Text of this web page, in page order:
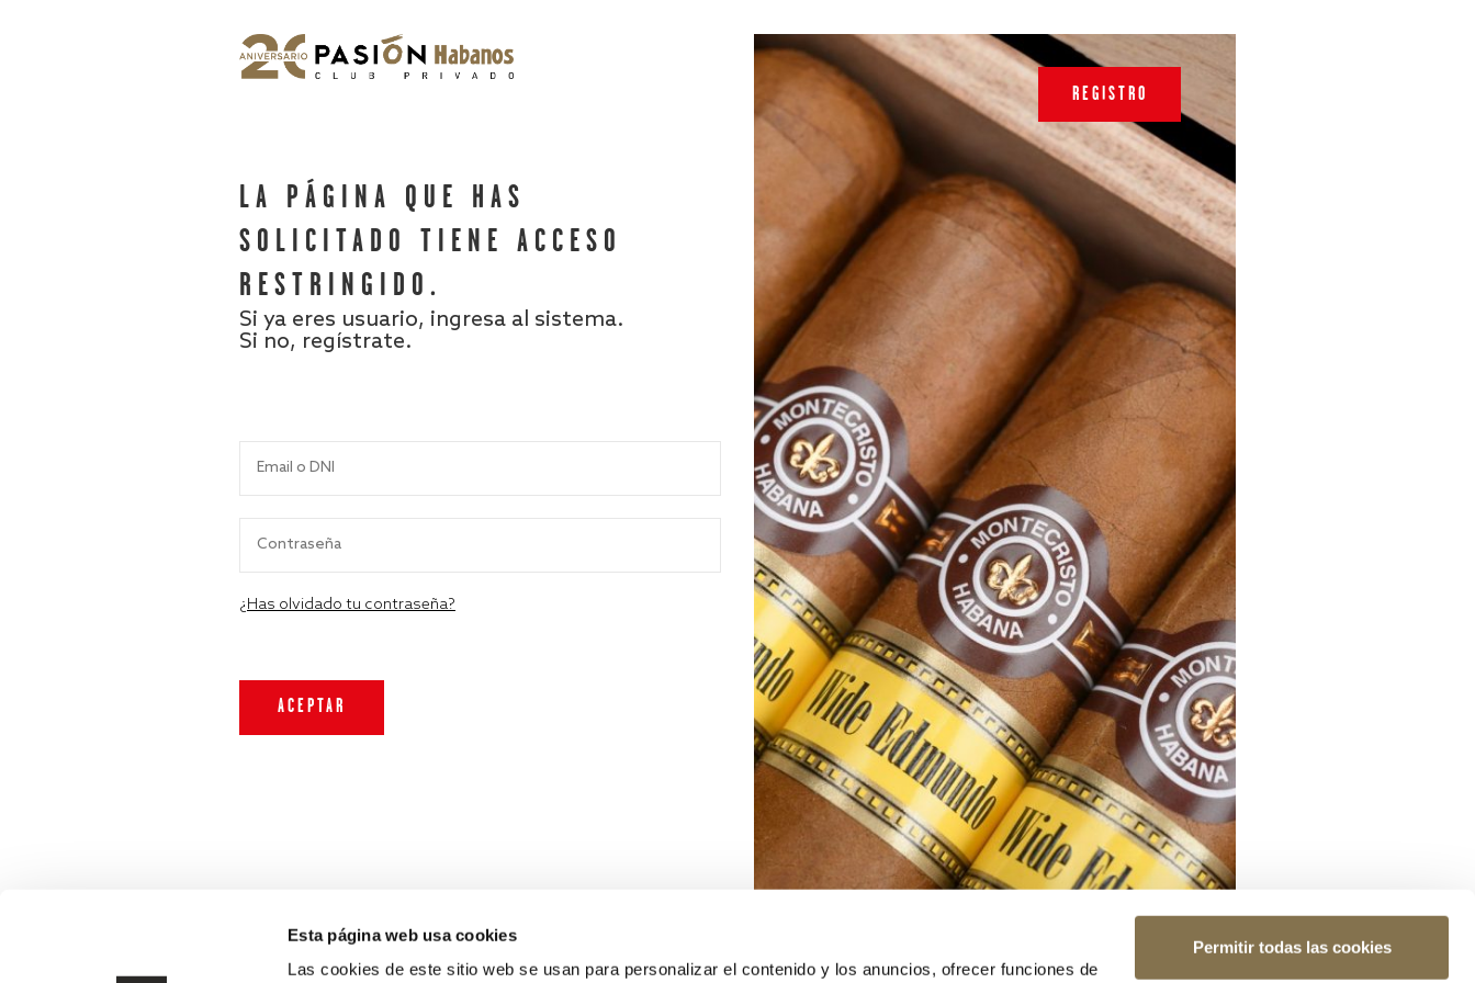
Esta página web usa cookies
Las cookies de este sitio web se usan para personalizar el contenido y los anuncios, ofrecer funciones de
Permitir todas las cookies
LA PÁGINA QUE HAS
SOLICITADO TIENE ACCESO
RESTRINGIDO.
Si ya eres usuario, ingresa al sistema.
Si no, regístrate.
¿Has olvidado tu contraseña?
REGISTRO